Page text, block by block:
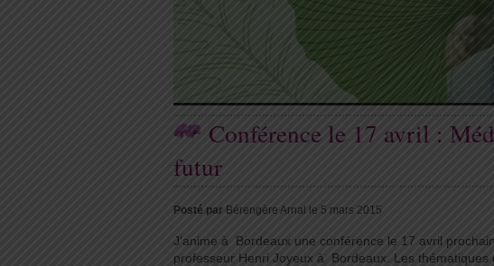
Conférence le 17 avril :
futur
Posté par Bérengère Arnal le 5 mars 2015
J’anime à Bordeaux une conférence le 17 avril
professeur Henri Joyeux à Bordeaux. Les thématiques